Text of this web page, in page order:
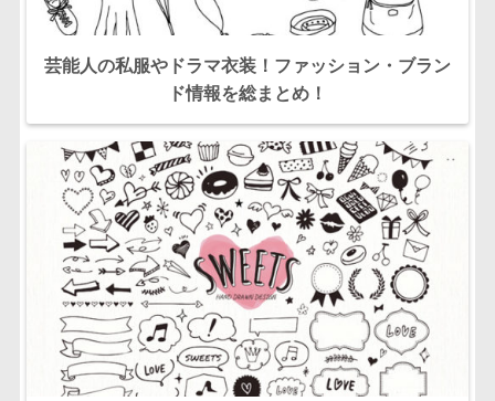
芸能人の私服やドラマ衣装！ファッション・ブラン
ド情報を総まとめ！